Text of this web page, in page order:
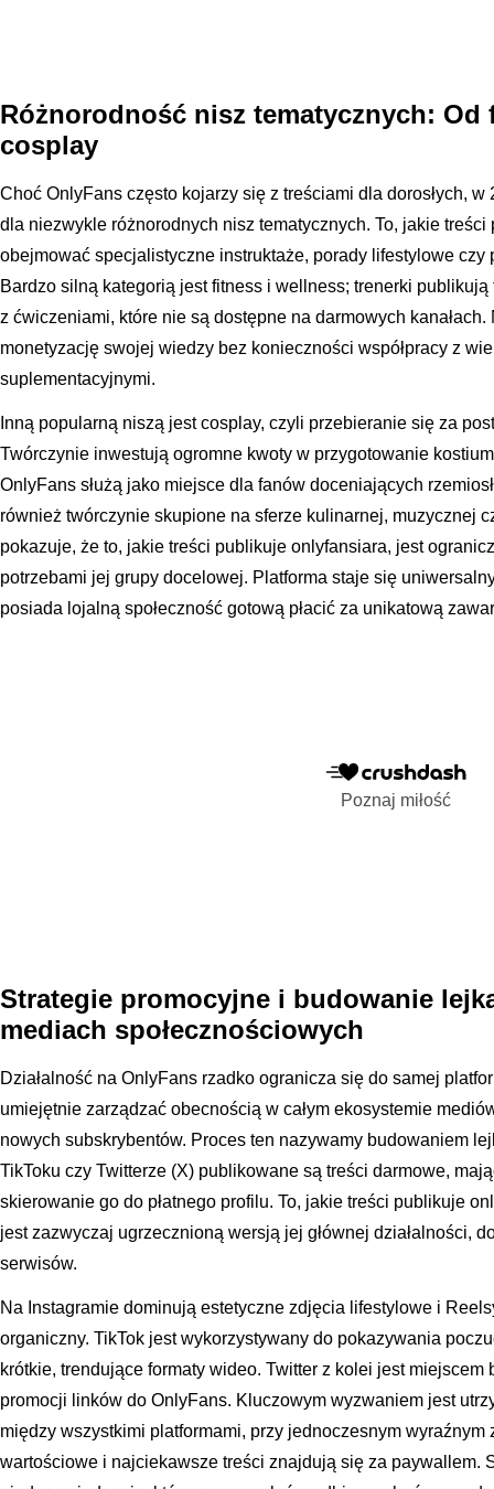
Różnorodność nisz tematycznych:
cosplay
Choć OnlyFans często kojarzy się z treściami dla dorosłych, w
dla niezwykle różnorodnych nisz tematycznych. To, jakie
obejmować specjalistyczne instruktaże, porady lifestylowe czy
Bardzo silną kategorią jest fitness i wellness; trenerki
z ćwiczeniami, które nie są dostępne na darmowych
monetyzację swojej wiedzy bez konieczności współpracy z
suplementacyjnymi.
Inną popularną niszą jest cosplay, czyli przebieranie się za
Twórczynie inwestują ogromne kwoty w przygotowanie
OnlyFans służą jako miejsce dla fanów doceniających
również twórczynie skupione na sferze kulinarnej, muzycznej
pokazuje, że to, jakie treści publikuje onlyfansiara, jest
potrzebami jej grupy docelowej. Platforma staje się
posiada lojalną społeczność gotową płacić za unikatową
Poznaj miłość
Strategie promocyjne i budowanie
mediach społecznościowych
Działalność na OnlyFans rzadko ogranicza się do samej
umiejętnie zarządzać obecnością w całym ekosystemie
nowych subskrybentów. Proces ten nazywamy budowaniem
TikToku czy Twitterze (X) publikowane są treści darmowe,
skierowanie go do płatnego profilu. To, jakie treści publikuje
jest zazwyczaj ugrzecznioną wersją jej głównej działalności,
serwisów.
Na Instagramie dominują estetyczne zdjęcia lifestylowe i
organiczny. TikTok jest wykorzystywany do pokazywania
krótkie, trendujące formaty wideo. Twitter z kolei jest
promocji linków do OnlyFans. Kluczowym wyzwaniem jest
między wszystkimi platformami, przy jednoczesnym
wartościowe i najciekawsze treści znajdują się za paywallem.